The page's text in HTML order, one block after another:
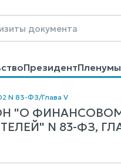
Президент
КонтактыПомощьПоиск
N 83-ФЗ/Глава V
"О
N 83-ФЗ,